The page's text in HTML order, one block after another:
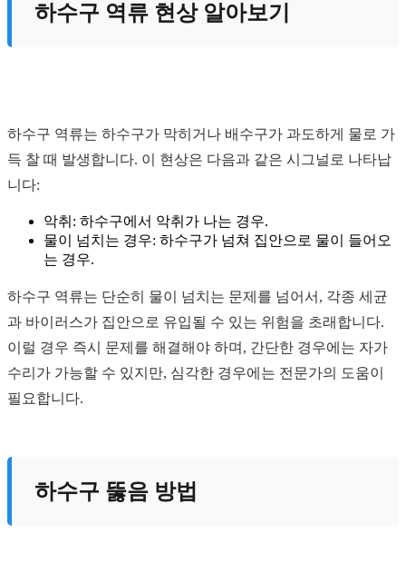
하수구 역류 현상 알아보기
하수구 역류는 하수구가 막히거나 배수구가 과도하게 물로 가
득 찰 때 발생합니다. 이 현상은 다음과 같은 시그널로 나타납
니다:
악취: 하수구에서 악취가 나는 경우.
물이 넘치는 경우: 하수구가 넘쳐 집안으로 물이 들어오
는 경우.
하수구 역류는 단순히 물이 넘치는 문제를 넘어서, 각종 세균
과 바이러스가 집안으로 유입될 수 있는 위험을 초래합니다.
이럴 경우 즉시 문제를 해결해야 하며, 간단한 경우에는 자가
수리가 가능할 수 있지만, 심각한 경우에는 전문가의 도움이
필요합니다.
하수구 뚫음 방법